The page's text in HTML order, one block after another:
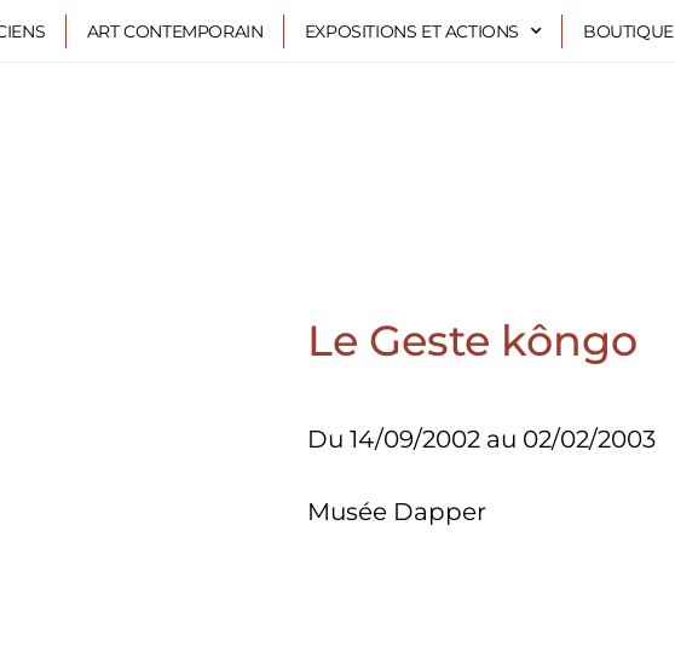
ART CONTEMPORAIN EXPOSITIONS ET ACTIONS BOUTIQUE
Le Geste kôngo
Du 14/09/2002 au 02/02/2003
Musée Dapper